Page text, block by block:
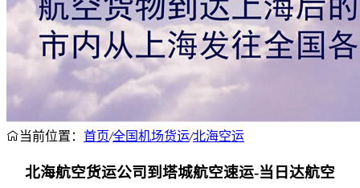
当前位置： 首页/全国机场货运/北海空运
北海航空货运公司到塔城航空速运-当日达航空